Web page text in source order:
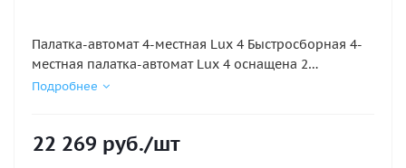
Палатка-автомат 4-местная Lux 4 Быстросборная 4-
местная палатка-автомат Lux 4 оснащена 2
отдельными входами и большим тамбуром с полом.
палатке обеспечивают полную непромокаемость её
Подробнее
22 269 руб./шт